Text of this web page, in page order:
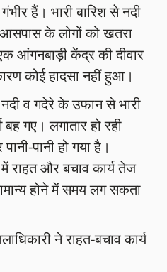
हैं। भारी बारिश से नदी
के लोगों को खतरा
आंगनबाड़ी केंद्र की दीवार
कोई हादसा नहीं हुआ।
व गदेरे के उफान से भारी
गए। लगातार हो रही
पानी हो गया है।
राहत और बचाव कार्य तेज
होने में समय लग सकता
ने राहत-बचाव कार्य